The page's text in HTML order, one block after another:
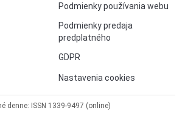
Podmienky používania webu
Podmienky predaja
predplatného
GDPR
Nastavenia cookies
denne: ISSN 1339-9497 (online)